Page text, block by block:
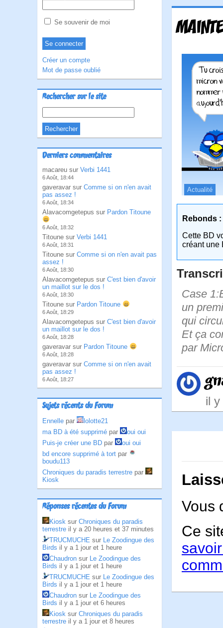
Se souvenir de moi
Créer un compte
Mot de passe oublié
Rechercher sur le site
Derniers commentaires
macareu sur Verbi 1441
6 Août, 18:44
gaveravar sur Comme si on n'en avait
pas assez !
6 Août, 18:34
Alavacomgetepus sur Pardon Titoune
6 Août, 18:32
Titoune sur Verbi 1441
6 Août, 18:31
Titoune sur Comme si on n'en avait pas
assez !
6 Août, 18:30
Alavacomgetepus sur C'est bien d'avoir
un maillot sur le dos !
6 Août, 18:30
Titoune sur Pardon Titoune
6 Août, 18:29
Alavacomgetepus sur C'est bien d'avoir
un maillot sur le dos !
6 Août, 18:28
gaveravar sur Pardon Titoune
6 Août, 18:28
gaveravar sur Comme si on n'en avait
pas assez !
6 Août, 18:27
Sujets récents du Forum
Ennelle par
lolotte21
ma BD à été supprimé par
oui oui
Puis-je créer une BD par
oui oui
bd encore supprimé à tort par
boudu113
Chroniques du paradis terrestre par
Kiosk
Réponses récentes du Forum
Kiosk sur Chroniques du paradis
terrestre il y a 20 heures et 37 minutes
TRUCMUCHE sur Le Zoodingue des
Birds il y a 1 jour et 1 heure
Chaudron sur Le Zoodingue des
Birds il y a 1 jour et 1 heure
TRUCMUCHE sur Le Zoodingue des
Birds il y a 1 jour et 1 heure
Chaudron sur Le Zoodingue des
Birds il y a 1 jour et 6 heures
Kiosk sur Chroniques du paradis
terrestre il y a 1 jour et 8 heures
Actualité
Rebonds :
Cette BD
créant une
Case
un
qui
Et ça
par
il
Vous
Ce